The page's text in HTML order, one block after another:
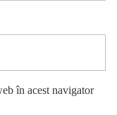
în acest navigator